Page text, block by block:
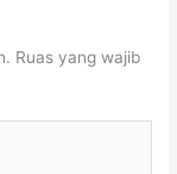
Ruas yang wajib